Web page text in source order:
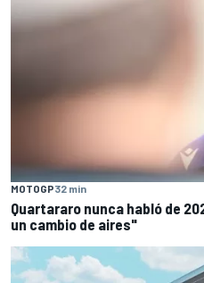
MOTOGP32 min
Quartararo nunca habló de
un cambio de aires"